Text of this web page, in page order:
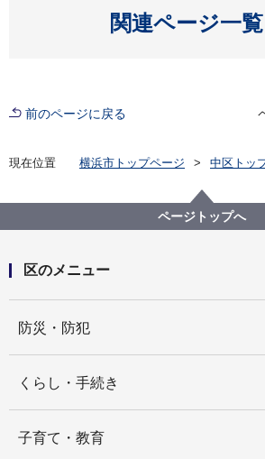
関連ページ一覧
開く
前のページに戻る
現在位置 横浜市トップページ
中区トッ
子育て（相談・教室）
ページトップへ
区のメニュー
防災・防犯
くらし・手続き
子育て・教育